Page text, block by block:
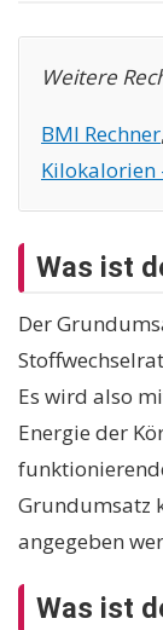
Weitere
BMI Rechner
Kilokalorien
Was ist
Der
Es wird also
Energie der
Grundumsatz
angegeben
Was ist